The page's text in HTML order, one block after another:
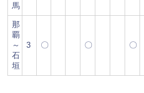
馬
那
覇
～
石
垣
3 〇 〇 〇